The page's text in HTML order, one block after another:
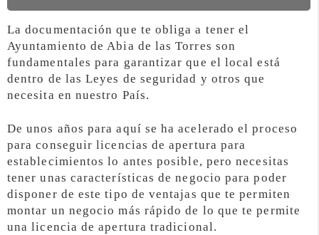
La documentación que te obliga a tener el
Ayuntamiento de Abia de las Torres son
fundamentales para garantizar que el local está
dentro de las Leyes de seguridad y otros que
necesita en nuestro País.
De unos años para aquí se ha acelerado el proceso
para conseguir licencias de apertura para
establecimientos lo antes posible, pero necesitas
tener unas características de negocio para poder
disponer de este tipo de ventajas que te permiten
montar un negocio más rápido de lo que te permite
una licencia de apertura tradicional.